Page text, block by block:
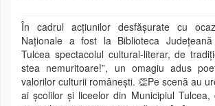
În cadrul acțiunilor desfășurate cu
Naționale a fost la Biblioteca Județeană
Tulcea spectacolul cultural-literar, de
stea nemuritoare!”, un omagiu adus
valorilor culturii românești. 👏Pe scenă au
ai școlilor și liceelor din Municipiul